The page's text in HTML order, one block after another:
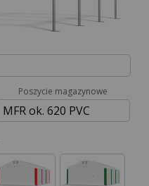
Poszycie magazynowe
MFR ok. 620 PVC